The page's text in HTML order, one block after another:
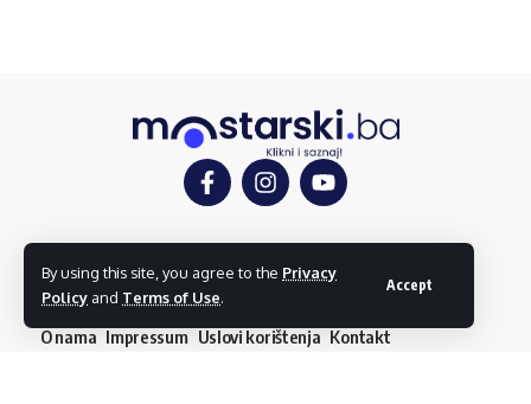
By using this site, you agree to the Privacy
Policy and Terms of Use.
Accept
O nama Impressum Uslovi korištenja Kontakt